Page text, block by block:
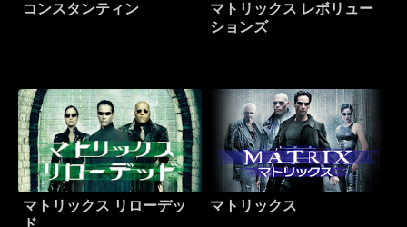
コンスタンティン
マトリックス レボリュー
ションズ
マトリックス リローデッ
ド
マトリックス